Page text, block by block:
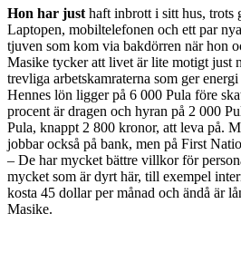
Hon har just haft inbrott i sitt hus, trots
Laptopen, mobiltelefonen och ett par
tjuven som kom via bakdörren när hon
Masike tycker att livet är lite motigt just
trevliga arbetskamraterna som ger
Hennes lön ligger på 6 000 Pula före
procent är dragen och hyran på 2 000
Pula, knappt 2 800 kronor, att leva på.
jobbar också på bank, men på First
– De har mycket bättre villkor för
mycket som är dyrt här, till exempel
kosta 45 dollar per månad och ändå är
Masike.